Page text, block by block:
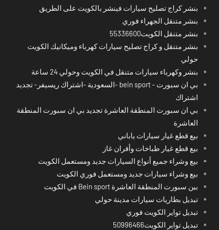
بنشر كراج تصليح سيارات فينشر بالكويت على الطريق
بنشر متنقل الجهراء فوري
بنشر متنقل الكويت55336600
بنشر متنقل و كراج تصليح سيارات كهرباء وميكانيك الكويت
حولي
بنشر وكهرباء سيارات متنقل في الكويت وحولي 24 ساعة
بي ان سبورت - bein sport -السعودية -اشتراك ريسيفر- تجديد
اشتراك
بي ان سبورت المنطقة العاشرة تجديد بي ان سبورت المنطقة
العاشرة
بيع قطع غيار سيارات ياباني
بيع قطع غيار طباخات وأفران غاز
بيع وشراء جميع أنواع السيارات جديد ومستعمل الكويت
بيع وشراء سيارات جديد ومستعمل فوري الكويت
بين سبورت المنطقة العاشرة Bein sport في الكويت
تبديل بطاريات سيارات مدينة حولي
تبديل تواير الكويت فوري
تبديل تواير الكويت50996466